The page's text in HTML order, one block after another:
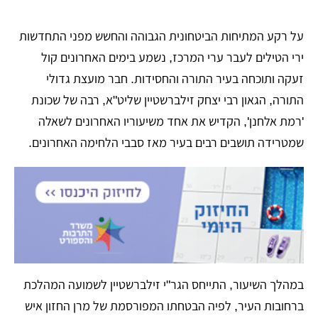
על רקע המתיחות הביטחונית הגבוהה והחשש מפני התחדשות
ירי הטילים לעבר ערי המרכז, נשמע בימים האחרונים קול
זעקה ותוכחה בעיר התורה והחסידות. חבר מועצת גדולי
התורה, הגאון רבי יצחק זילברשטיין שליט"א, רבה של שכונת
'רמת אלחנן', הקדיש את אחד משיעוריו האחרונים לשאלה
שמטרידה תושבים רבים בעיר מאז סבבי הלחימה האחרונים.
במהלך השיעור, התייחס הגר"י זילברשטיין לשמועה המהלכת
ברחובות העיר, לפיה הבטחתו המפורסמת של מרן החזון איש